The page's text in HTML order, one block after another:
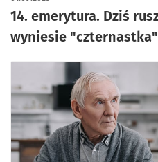
14. emerytura. Dziś
wyniesie